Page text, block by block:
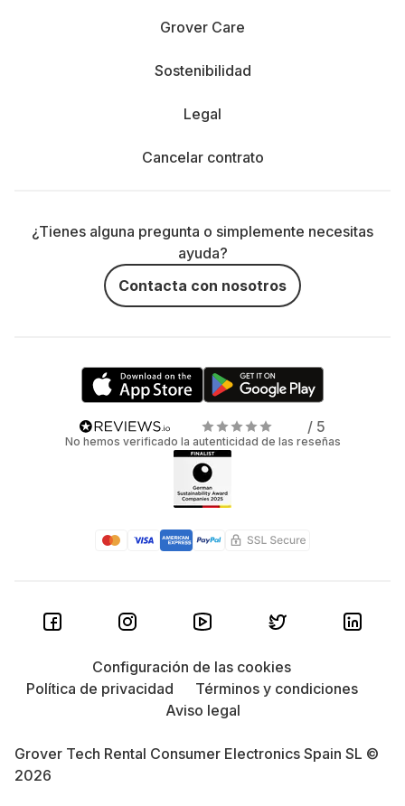
Grover Care
Sostenibilidad
Legal
Cancelar contrato
¿Tienes alguna pregunta o simplemente necesitas
ayuda?
Contacta con nosotros
/ 5
No hemos verificado la autenticidad de las reseñas
Grover Tech Rental Consumer Electronics Spain SL ©
2026
Configuración de las cookies
Política de privacidad
Términos y condiciones
Aviso legal